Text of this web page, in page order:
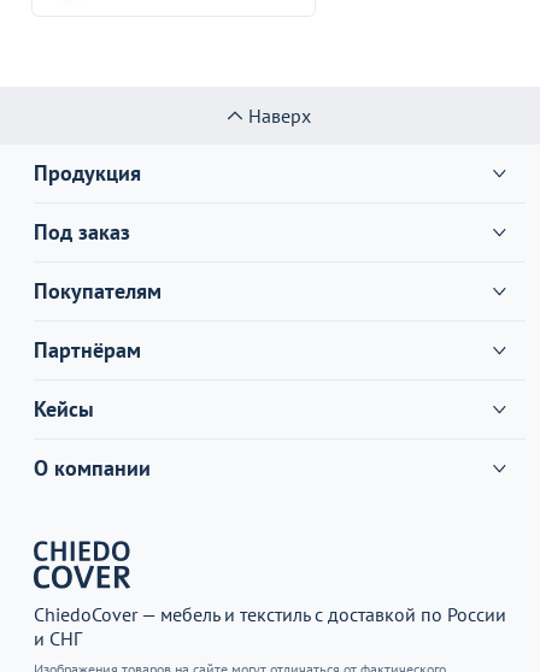
Наверх
Продукция
Под заказ
Покупателям
Партнёрам
Кейсы
О компании
ChiedoCover — мебель и текстиль с доставкой по России
и СНГ